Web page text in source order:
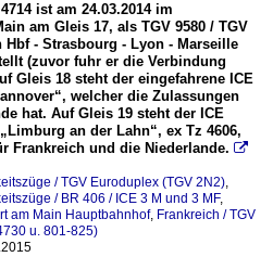
ist am 24.03.2014 im
am Gleis 17, als TGV 9580 / TGV
Hbf - Strasbourg - Lyon - Marseille
(zuvor fuhr er die Verbindung
Gleis 18 steht der eingefahrene ICE
welcher die Zulassungen
hat. Auf Gleis 19 steht der ICE
an der Lahn“, ex Tz 4606,
Frankreich und die Niederlande. 
/ TGV Euroduplex (TGV 2N2),
/ BR 406 / ICE 3 M und 3 MF,
am Main Hauptbahnhof, Frankreich / TGV
u. 801-825)